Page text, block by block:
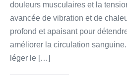
douleurs musculaires et la
avancée de vibration et de
profond et apaisant pour
améliorer la circulation
léger le […]